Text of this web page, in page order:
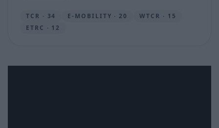
TCR · 34 E-MOBILITY · 20
WTCR · 15
ETRC · 12